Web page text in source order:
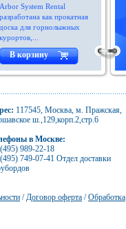
Arbor System Rental
разработана как прокатная
доска для горнолыжных
курортов,...
В корзину
117545, Москва, м. Пражская,
ш.,129,корп.2,стр.6
в Москве:
989-22-18
749-07-41 Отдел доставки
/Договор оферта /Обработка